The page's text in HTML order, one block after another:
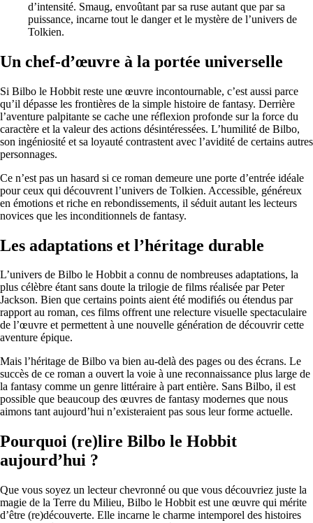
d’intensité. Smaug, envoûtant par sa ruse autant que par sa
puissance, incarne tout le danger et le mystère de l’univers de
Tolkien.
Un chef-d’œuvre à la portée universelle
Si Bilbo le Hobbit reste une œuvre incontournable, c’est aussi parce
qu’il dépasse les frontières de la simple histoire de fantasy. Derrière
l’aventure palpitante se cache une réflexion profonde sur la force du
caractère et la valeur des actions désintéressées. L’humilité de Bilbo,
son ingéniosité et sa loyauté contrastent avec l’avidité de certains autres
personnages.
Ce n’est pas un hasard si ce roman demeure une porte d’entrée idéale
pour ceux qui découvrent l’univers de Tolkien. Accessible, généreux
en émotions et riche en rebondissements, il séduit autant les lecteurs
novices que les inconditionnels de fantasy.
Les adaptations et l’héritage durable
L’univers de Bilbo le Hobbit a connu de nombreuses adaptations, la
plus célèbre étant sans doute la trilogie de films réalisée par Peter
Jackson. Bien que certains points aient été modifiés ou étendus par
rapport au roman, ces films offrent une relecture visuelle spectaculaire
de l’œuvre et permettent à une nouvelle génération de découvrir cette
aventure épique.
Mais l’héritage de Bilbo va bien au-delà des pages ou des écrans. Le
succès de ce roman a ouvert la voie à une reconnaissance plus large de
la fantasy comme un genre littéraire à part entière. Sans Bilbo, il est
possible que beaucoup des œuvres de fantasy modernes que nous
aimons tant aujourd’hui n’existeraient pas sous leur forme actuelle.
Pourquoi (re)lire Bilbo le Hobbit
aujourd’hui ?
Que vous soyez un lecteur chevronné ou que vous découvriez juste la
magie de la Terre du Milieu, Bilbo le Hobbit est une œuvre qui mérite
d’être (re)découverte. Elle incarne le charme intemporel des histoires